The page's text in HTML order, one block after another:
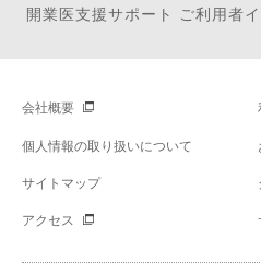
開業医支援サポート ご利用者
会社概要
個人情報の取り扱いについて
サイトマップ
アクセス